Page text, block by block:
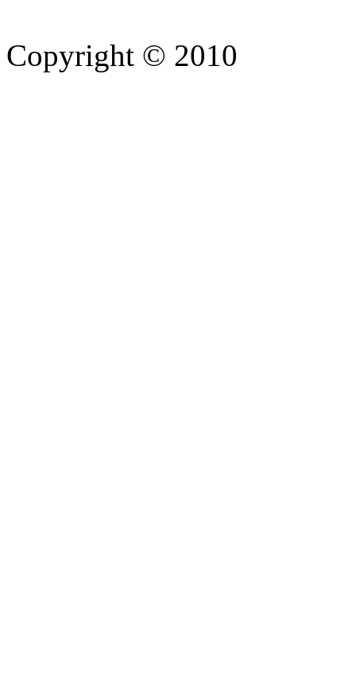
Copyright © 2010